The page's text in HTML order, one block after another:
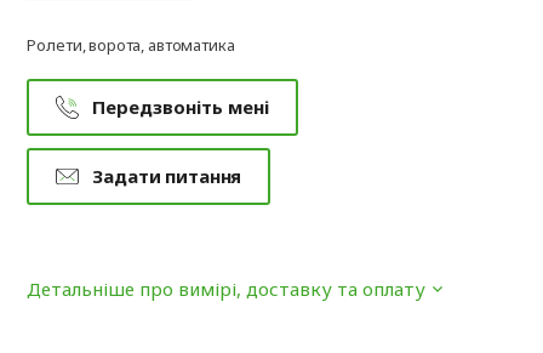
Ролети, ворота, автоматика
Передзвоніть мені
Задати питання
Детальніше про вимірі, доставку та оплату